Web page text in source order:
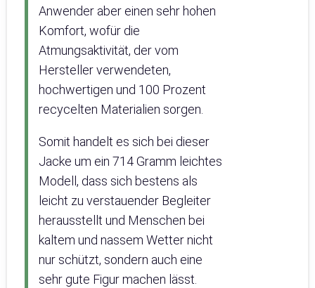
Anwender aber einen sehr hohen
Komfort, wofür die
Atmungsaktivität, der vom
Hersteller verwendeten,
hochwertigen und 100 Prozent
recycelten Materialien sorgen.
Somit handelt es sich bei dieser
Jacke um ein 714 Gramm leichtes
Modell, dass sich bestens als
leicht zu verstauender Begleiter
herausstellt und Menschen bei
kaltem und nassem Wetter nicht
nur schützt, sondern auch eine
sehr gute Figur machen lässt.